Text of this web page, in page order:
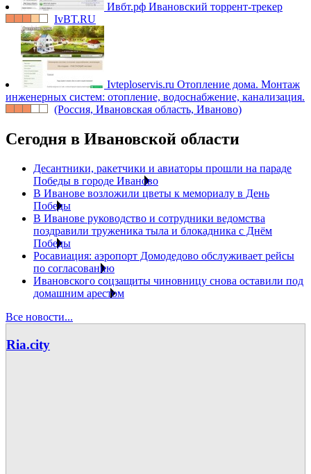
Ивбт.рф Ивановский торрент-трекер
IvBT.RU
Ivteploservis.ru Отопление дома. Монтаж
инженерных систем: отопление, водоснабжение, канализация.
(Россия, Ивановская область, Иваново)
Сегодня в Ивановской области
Десантники, ракетчики и авиаторы прошли на параде
Победы в городе Иваново
В Иванове возложили цветы к мемориалу в День
Победы
В Иванове руководство и сотрудники ведомства
поздравили труженика тыла и блокадника с Днём
Победы
Росавиация: аэропорт Домодедово обслуживает рейсы
по согласованию
Ивановского соцзащиты чиновницу снова оставили под
домашним арестом
Все новости...
Ria.city